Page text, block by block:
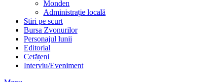
Monden
Administrație locală
Stiri pe scurt
Bursa Zvonurilor
Personajul lunii
Editorial
Cetățeni
Interviu/Eveniment